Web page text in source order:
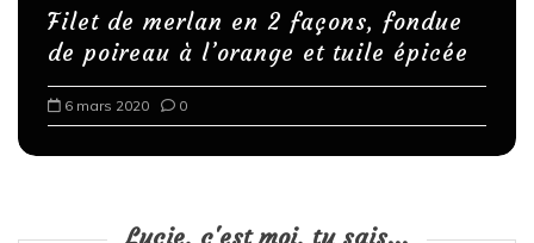
Filet de merlan en 2 façons, fondue
de poireau à l’orange et tuile épicée
6 mars 2020 0
Lucie, c'est moi, tu sais...